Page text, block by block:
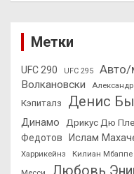
Метки
UFC 290 UFC 295 Авто/
Волкановски
Кэпиталз
Денис
Динамо Дрикус Дю
Федотов
Ислам
Харрикейнз
Килиан Мбаппе